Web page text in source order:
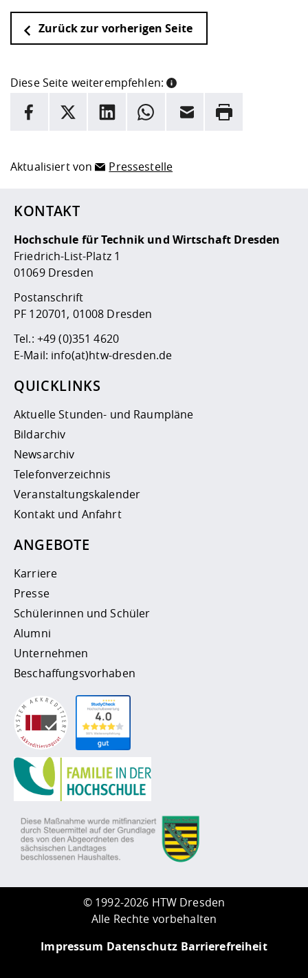
Zurück zur vorherigen Seite
Diese Seite weiterempfehlen:
INFORMATION
Hier stehen weitere Informationen und ein Link zur
Facebook
X LinkedInWhatsappE-Mail Drucken
Aktualisiert von Pressestelle
KONTAKT
Hochschule für Technik und Wirtschaft Dresden
Friedrich-List-Platz 1
01069 Dresden
Postanschrift
PF 120701, 01008 Dresden
Tel.: +49 (0)351 4620
E-Mail: info(at)htw-dresden.de
QUICKLINKS
Aktuelle Stunden- und Raumpläne
Bildarchiv
Newsarchiv
Telefonverzeichnis
Veranstaltungskalender
Kontakt und Anfahrt
ANGEBOTE
Karriere
Presse
Schülerinnen und Schüler
Alumni
Unternehmen
Beschaffungsvorhaben
© 1992-2026 HTW Dresden
Alle Rechte vorbehalten
Impressum Datenschutz Barrierefreiheit